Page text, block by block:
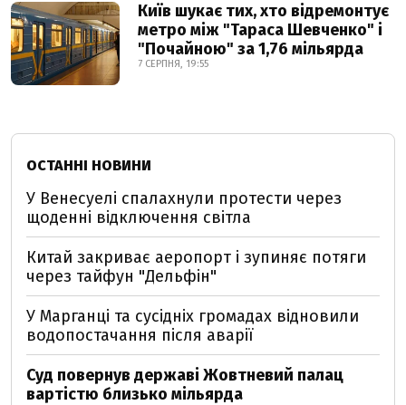
Київ шукає тих, хто відремонтує
метро між "Тараса Шевченко" і
"Почайною" за 1,76 мільярда
7 СЕРПНЯ, 19:55
ОСТАННІ НОВИНИ
У Венесуелі спалахнули протести через
щоденні відключення світла
Китай закриває аеропорт і зупиняє потяги
через тайфун "Дельфін"
У Марганці та сусідніх громадах відновили
водопостачання після аварії
Суд повернув державі Жовтневий палац
вартістю близько мільярда